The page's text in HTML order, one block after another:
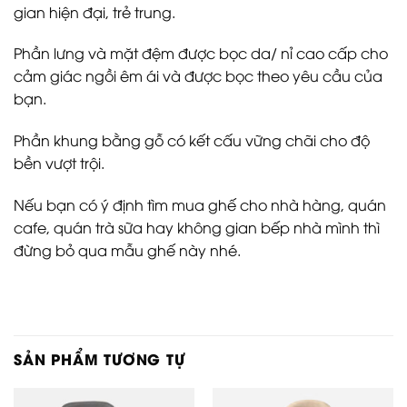
gian hiện đại, trẻ trung.
Phần lưng và mặt đệm được bọc da/ nỉ cao cấp cho
cảm giác ngồi êm ái và được bọc theo yêu cầu của
bạn.
Phần khung bằng gỗ có kết cấu vững chãi cho độ
bền vượt trội.
Nếu bạn có ý định tìm mua ghế cho nhà hàng, quán
cafe, quán trà sữa hay không gian bếp nhà mình thì
đừng bỏ qua mẫu ghế này nhé.
SẢN PHẨM TƯƠNG TỰ